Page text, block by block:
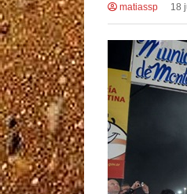
matiassp 18